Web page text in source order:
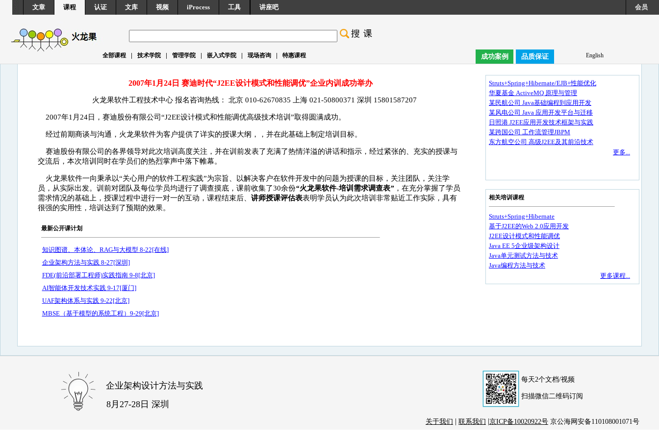
文章 课程 认证 文库 视频 iProcess 工具 讲座吧 会员
全部课程 | 技术学院 | 管理学院 | 嵌入式学院 | 现场咨询 | 特惠课程 English
成功案例 品质保证
2007年1月24日 赛迪时代“J2EE设计模式和性能调优”企业内训成功举办
火龙果软件工程技术中心 报名咨询热线： 北京 010-62670835 上海 021-50800371 深圳 15801587207
2007年1月24日，赛迪股份有限公司“J2EE设计模式和性能调优高级技术培训”取得圆满成功。
经过前期商谈与沟通，火龙果软件为客户提供了详实的授课大纲，，并在此基础上制定培训目标。
赛迪股份有限公司的各界领导对此次培训高度关注，并在训前发表了充满了热情洋溢的讲话和指示，经过紧张的、充实的授课与
交流后，本次培训同时在学员们的热烈掌声中落下帷幕。
火龙果软件一向秉承以“关心用户的软件工程实践”为宗旨、以解决客户在软件开发中的问题为授课的目标，关注团队，关注学
员，从实际出发。训前对团队及每位学员均进行了调查摸底，课前收集了30余份“火龙果软件-培训需求调查表”，在充分掌握了学员
需求情况的基础上，授课过程中进行一对一的互动，课程结束后、 讲师授课评估表表明学员认为此次培训非常贴近工作实际，具有
很强的实用性，培训达到了预期的效果。
最新公开课计划
知识图谱、本体论、RAG与大模型 8-22[在线]
企业架构方法与实践 8-27[深圳]
FDE(前沿部署工程师)实践指南 9-8[北京]
AI智能体开发技术实践 9-17[厦门]
UAF架构体系与实践 9-22[北京]
MBSE（基于模型的系统工程）9-29[北京]
Struts+Spring+Hibernate/EJB+性能优化
华夏基金 ActiveMQ 原理与管理
某民航公司 Java基础编程到应用开发
某风电公司 Java 应用开发平台与迁移
日照港 J2EE应用开发技术框架与实践
某跨国公司 工作流管理JBPM
东方航空公司 高级J2EE及其前沿技术
更多...
相关培训课程
Struts+Spring+Hibernate
基于J2EE的Web 2.0应用开发
J2EE设计模式和性能调优
Java EE 5企业级架构设计
Java单元测试方法与技术
Java编程方法与技术
更多课程...